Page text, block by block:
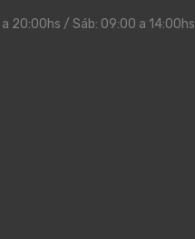
20:00hs / Sáb: 09:00 a 14:00hs